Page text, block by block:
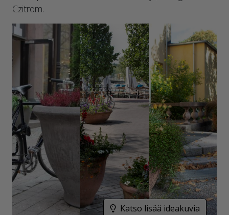
Czitrom.
Katso lisää ideakuvia